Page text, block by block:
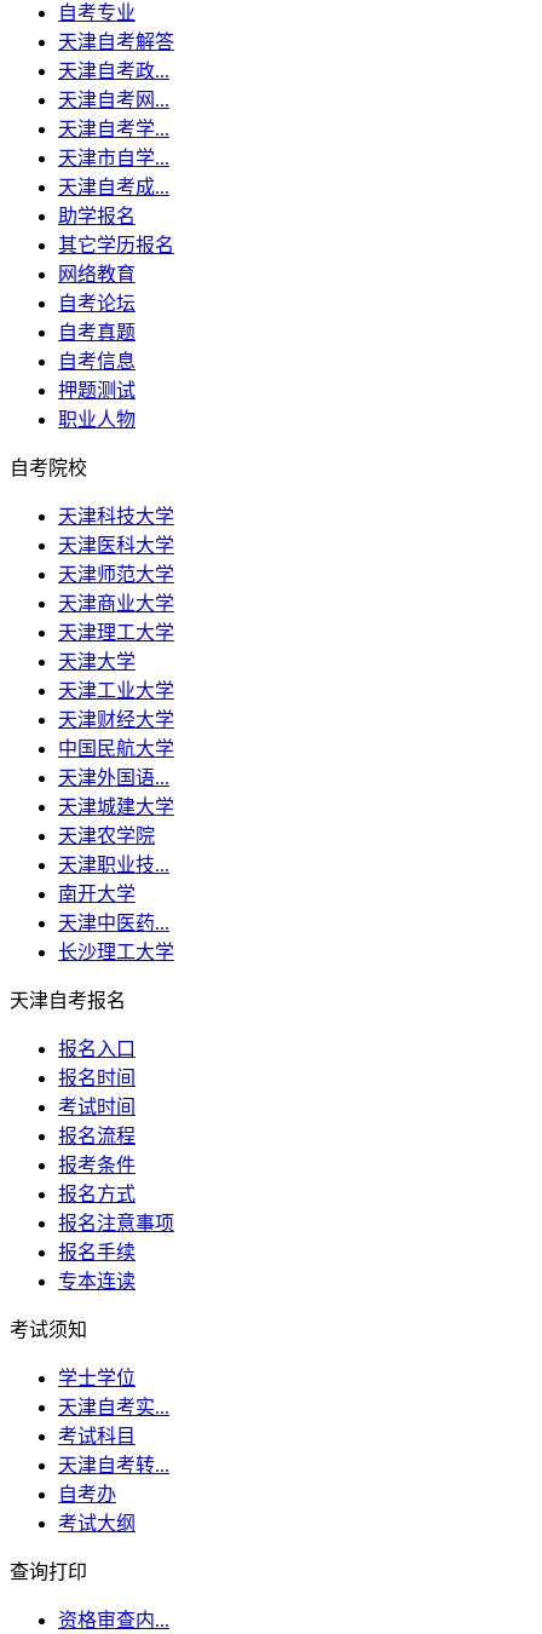
自考专业
天津自考解答
天津自考政...
天津自考网...
天津自考学...
天津市自学...
天津自考成...
助学报名
其它学历报名
网络教育
自考论坛
自考真题
自考信息
押题测试
职业人物
自考院校
天津科技大学
天津医科大学
天津师范大学
天津商业大学
天津理工大学
天津大学
天津工业大学
天津财经大学
中国民航大学
天津外国语...
天津城建大学
天津农学院
天津职业技...
南开大学
天津中医药...
长沙理工大学
天津自考报名
报名入口
报名时间
考试时间
报名流程
报考条件
报名方式
报名注意事项
报名手续
专本连读
考试须知
学士学位
天津自考实...
考试科目
天津自考转...
自考办
考试大纲
查询打印
资格审查内...